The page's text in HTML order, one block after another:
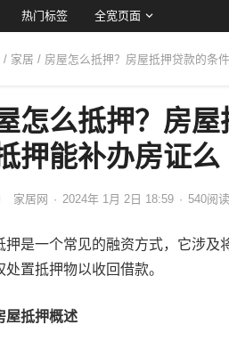
热门标签 全宽页面
/ 家居 / 房屋怎么抵押？房屋抵押贷款的条
怎么抵押？房
押能补办房证么
家居网 · 2024年 1月 2日 18:59 · 540阅读
押是一个常见的融资方式，它涉及
处置抵押物以收回借款。
屋抵押概述